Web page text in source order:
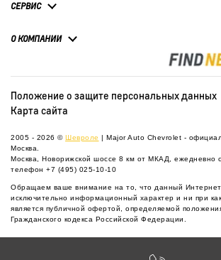
СЕРВИС
О КОМПАНИИ
Положение о защите персональных данных
Карта сайта
2005 - 2026 © Шевроле | Major Auto Chevrolet -
Москва.
Москва, Новорижской шоссе 8 км от МКАД, ежедневно
телефон +7 (495) 025-10-10
Обращаем ваше внимание на то, что данный
исключительно информационный характер и ни при
является публичной офертой, определяемой
Гражданского кодекса Российской Федерации.